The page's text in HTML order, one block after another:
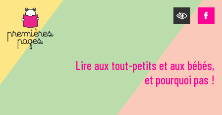
Aller au contenu principal
Lire aux tout-petits et aux bébés,
et pourquoi pas !